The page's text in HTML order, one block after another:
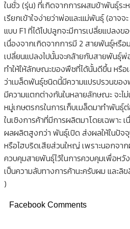
ในชั่ว (รุ่น) ที่เกิดจากการผสมข้าพันธุ์ร
เรียกเข้าใจง่ายว่าพ่อและแม่พันธุ์ (อาจ
แบบ F1 ที่ได้ไปปลูกจะมีการเปลี่ยแปลง
เนื่องจากเกิดจากการมี 2 สายพันธุ์หรื
เปลี่ยนแปลงไปนั้นจะคล้ายกับสายพันธุ์
ทำให้ให้ลักษณะของพืชที่ได้นั้นดีขึ้น หรือ
ว่าเมล็ดพันธุ์ชนิดนี้มีความแปรปรวนขอ
มีความแตกต่างกันในหลายลักษณะ จะไ
หมู่เกษตรกรในการเก็บเมล็ดมาทำพัน
ในเชิงการค้าที่มีการผลิตมาโดยเฉพาะ
ผลผลิตสูงกว่า พันธุ์เปิด ส่งผลให้ในปัจ
หรือไฮบริดเสียส่วนใหญ่ เพราะนอกจา
ควบคุมสายพันธุ์ไว้ในการควบคุมเพื่อห
เป็นความลับทางการค้านะครับผม และ
)
Facebook Comments